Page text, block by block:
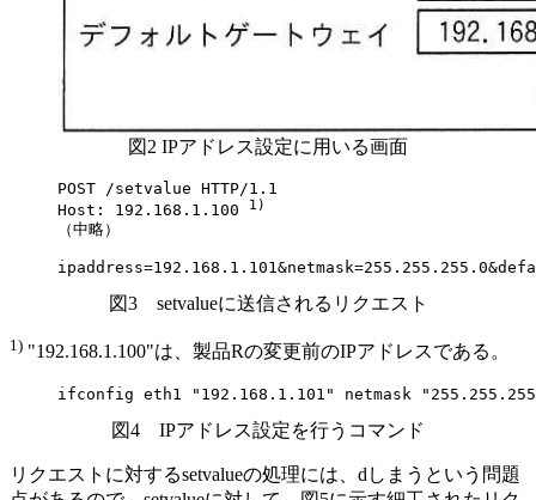
図2 IPアドレス設定に用いる画面
POST /setvalue HTTP/1.1
Host: 192.168.1.100
1)
（中略）
図3 setvalueに送信されるリクエスト
1) "192.168.1.100"は、製品Rの変更前のIPアドレスである。
ifconfig eth1 "192.168.1.101" netmask
図4 IPアドレス設定を行うコマンド
リクエストに対するsetvalueの処理には、 d しまうという問題